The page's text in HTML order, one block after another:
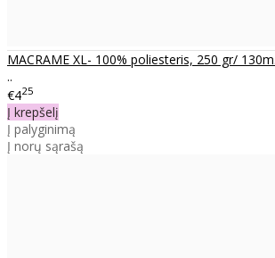
MACRAME XL- 100% poliesteris, 250 gr/
..
€425
Į krepšelį
Į palyginimą
Į norų sąrašą